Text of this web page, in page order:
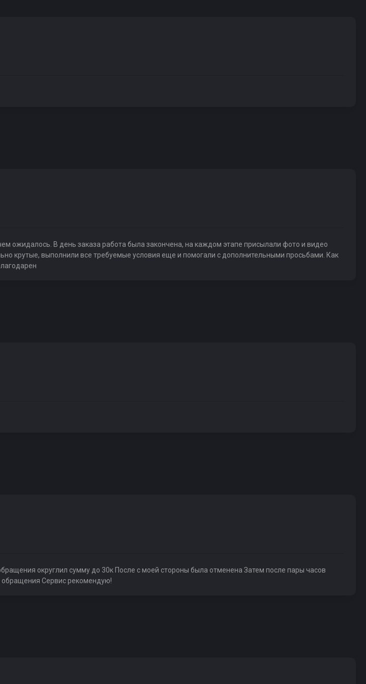
ожидалось. В день заказа работа была закончена, на каждом этапе присылали фото и видео
крутые, выполнили все требуемые условия еще и помогали с дополнительными просьбами. Как
округлил сумму до 30к После с моей стороны была отменена Затем после пары часов
обращения Сервис рекомендую!